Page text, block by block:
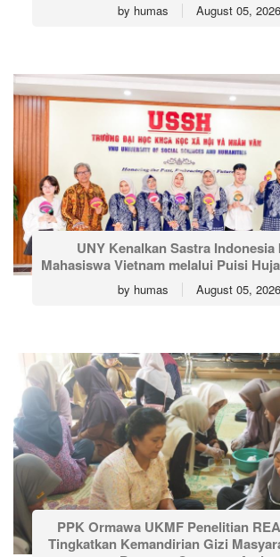
by humas August 05, 2026
UNY Kenalkan Sastra Indonesia
Mahasiswa Vietnam melalui Puisi
by humas August 05, 2026
PPK Ormawa UKMF Penelitian
Tingkatkan Kemandirian Gizi